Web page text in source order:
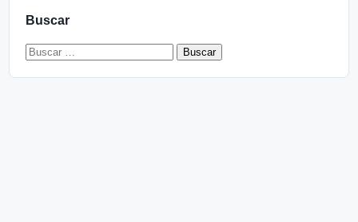
Buscar
Buscar: